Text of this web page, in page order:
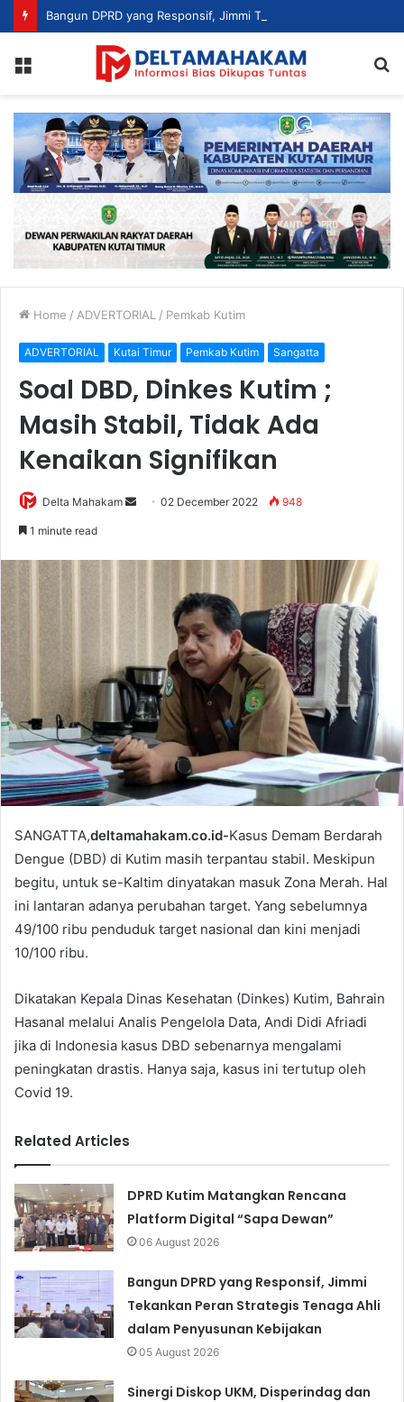
Home / ADVERTORIAL / Pemkab Kutim
ADVERTORIAL Kutai Timur Pemkab Kutim Sangatta
Soal DBD, Dinkes Kutim ;
Masih Stabil, Tidak Ada
Kenaikan Signifikan
Delta Mahakam
a
i
l
02 December 2022 948
1 minute read
SANGATTA,deltamahakam.co.id-Kasus Demam Berdarah
Dengue (DBD) di Kutim masih terpantau stabil. Meskipun
begitu, untuk se-Kaltim dinyatakan masuk Zona Merah. Hal
ini lantaran adanya perubahan target. Yang sebelumnya
49/100 ribu penduduk target nasional dan kini menjadi
10/100 ribu.
Dikatakan Kepala Dinas Kesehatan (Dinkes) Kutim, Bahrain
Hasanal melalui Analis Pengelola Data, Andi Didi Afriadi
jika di Indonesia kasus DBD sebenarnya mengalami
peningkatan drastis. Hanya saja, kasus ini tertutup oleh
Covid 19.
Related Articles
DPRD Kutim Matangkan Rencana
Platform Digital “Sapa Dewan”
06 August 2026
Bangun DPRD yang Responsif, Jimmi
Tekankan Peran Strategis Tenaga Ahli
dalam Penyusunan Kebijakan
05 August 2026
Sinergi Diskop UKM, Disperindag dan